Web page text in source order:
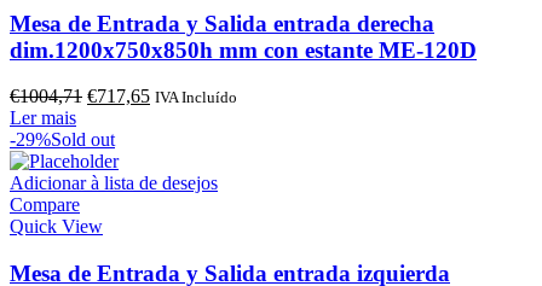
Mesa de Entrada y Salida entrada derecha
dim.1200x750x850h mm con estante ME-120D
€1004,71 O
original
era:
€1004,71.
€717,65O
€717,65.
IVA Incluído
Ler mais
-29%Sold out
Adicionar à lista de desejos
Compare
Quick View
Mesa de Entrada y Salida entrada izquierda